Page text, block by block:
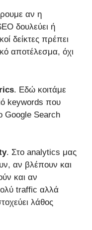
αν η
δουλεύει ή
δείκτες πρέπει
αποτέλεσμα, όχι
. Εδώ κοιτάμε
keywords που
Google Search
. Στο analytics μας
αν βλέπουν και
και αν
traffic αλλά
λάθος